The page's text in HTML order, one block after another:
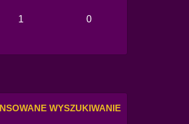
1 0
WYSZUKIWANIE